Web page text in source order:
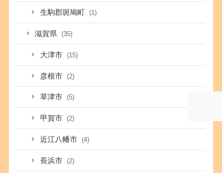
生駒郡斑鳩町 (1)
滋賀県 (35)
大津市 (15)
彦根市 (2)
草津市 (5)
甲賀市 (2)
近江八幡市 (4)
長浜市 (2)